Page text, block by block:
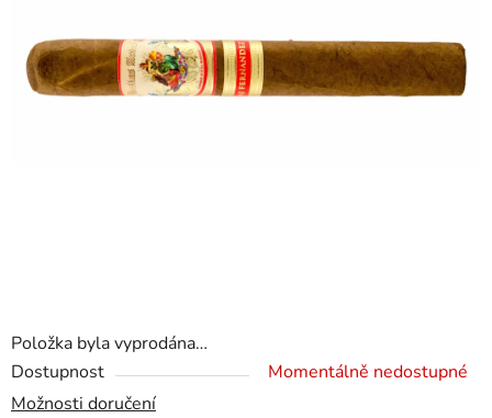
Položka byla vyprodána…
Dostupnost
Momentálně nedostupné
Možnosti doručení